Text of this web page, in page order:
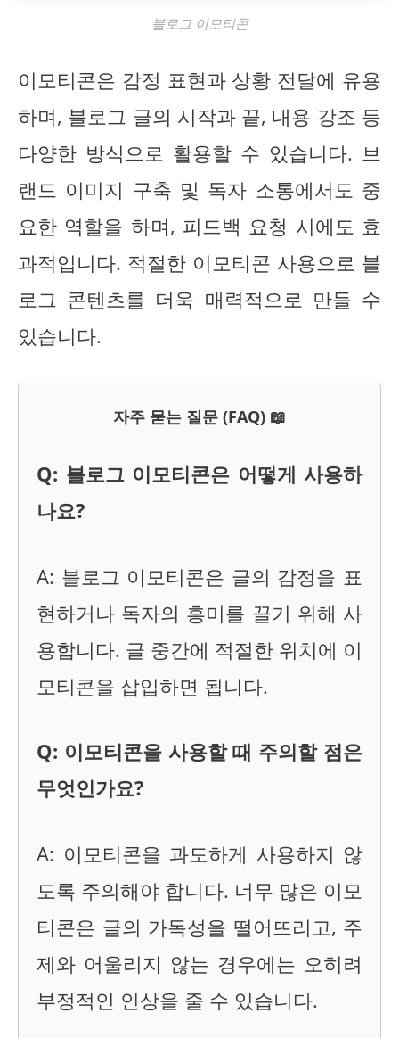
블로그 이모티콘
이모티콘은 감정 표현과 상황 전달에 유용
하며, 블로그 글의 시작과 끝, 내용 강조 등
다양한 방식으로 활용할 수 있습니다. 브
랜드 이미지 구축 및 독자 소통에서도 중
요한 역할을 하며, 피드백 요청 시에도 효
과적입니다. 적절한 이모티콘 사용으로 블
로그 콘텐츠를 더욱 매력적으로 만들 수
있습니다.
자주 묻는 질문 (FAQ) 📖
Q: 블로그 이모티콘은 어떻게 사용하
나요?
A: 블로그 이모티콘은 글의 감정을 표
현하거나 독자의 흥미를 끌기 위해 사
용합니다. 글 중간에 적절한 위치에 이
모티콘을 삽입하면 됩니다.
Q: 이모티콘을 사용할 때 주의할 점은
무엇인가요?
A: 이모티콘을 과도하게 사용하지 않
도록 주의해야 합니다. 너무 많은 이모
티콘은 글의 가독성을 떨어뜨리고, 주
제와 어울리지 않는 경우에는 오히려
부정적인 인상을 줄 수 있습니다.